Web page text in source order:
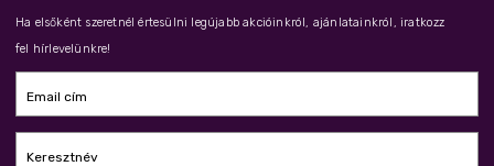
Ha elsőként szeretnél értesülni legújabb akcióinkról, ajánlatainkról, iratkozz
fel hírlevelünkre!
Email cím
Keresztnév